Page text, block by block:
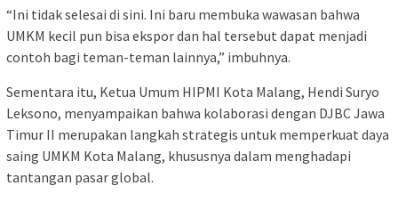
“Ini tidak selesai di sini. Ini baru membuka wawasan bahwa
UMKM kecil pun bisa ekspor dan hal tersebut dapat menjadi
contoh bagi teman-teman lainnya,” imbuhnya.
Sementara itu, Ketua Umum HIPMI Kota Malang, Hendi Suryo
Leksono, menyampaikan bahwa kolaborasi dengan DJBC Jawa
Timur II merupakan langkah strategis untuk memperkuat daya
saing UMKM Kota Malang, khususnya dalam menghadapi
tantangan pasar global.